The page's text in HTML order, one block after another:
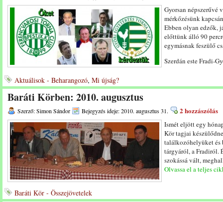
Gyorsan népszerűvé
mérkőzésünk
Ebben olyan edzők,
előttünk álló 90
egymásnak feszülő
Szerdán este Fradi-
Aktuálisok - Beharangozó, Mi újság?
Baráti Körben: 2010. augusztus
Szerző: Simon Sándor Bejegyzés ideje: 2010. augusztus 31. 2 hozzászólás
Ismét eljött egy
Kör tagjai
találkozóhelyüket és
tárgyáról, a Fradiról.
szokássá vált,
Olvassa el a teljes
Baráti Kör - Összejövetelek